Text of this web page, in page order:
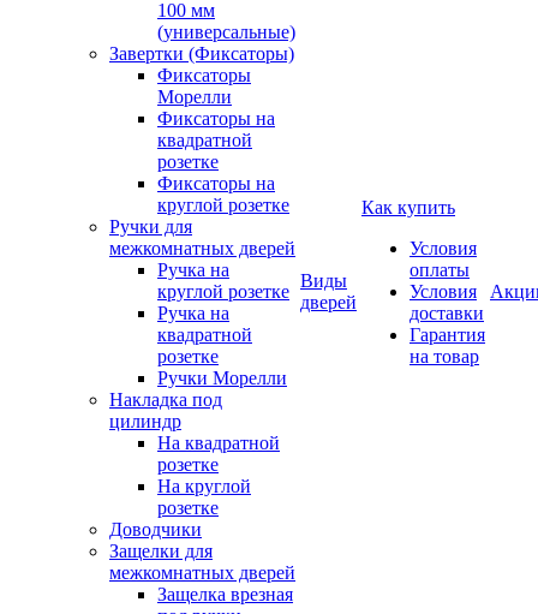
100 мм
(универсальные)
Завертки (Фиксаторы)
Фиксаторы
Морелли
Фиксаторы на
квадратной
розетке
Фиксаторы на
круглой розетке
Ручки для
межкомнатных дверей
Ручка на
круглой розетке
Ручка на
квадратной
розетке
Ручки Морелли
Накладка под
цилиндр
На квадратной
розетке
На круглой
розетке
Доводчики
Защелки для
межкомнатных дверей
Защелка врезная
Виды
дверей
Как купить
Условия
оплаты
Условия
доставки
Гарантия
на товар